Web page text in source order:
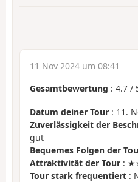
11 Nov 2024 um 08:41
Gesamtbewertung : 4.7 /
Datum deiner Tour : 11.
Zuverlässigkeit der
gut
Bequemes Folgen der
Attraktivität der Tour :
Tour stark frequentiert :